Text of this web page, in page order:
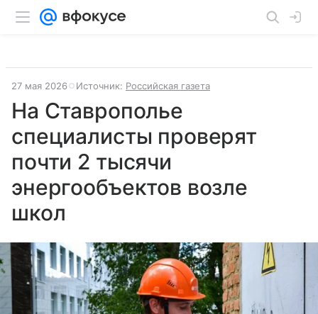
27 мая 2026 Источник: Российская газета
На Ставрополье
специалисты проверят
почти 2 тысячи
энергообъектов возле
школ